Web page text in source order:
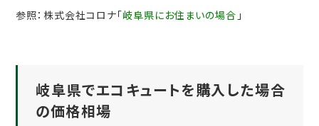
参照：株式会社コロナ「岐阜県にお住まいの場合 」
岐阜県でエコキュートを購入した場合
の価格相場